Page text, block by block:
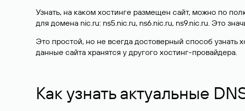
Узнать, на каком хостинге размещен сайт, можно по
для домена nic.ru: ns5.nic.ru, ns6.nic.ru, ns9.nic.ru. Это
Это простой, но не всегда достоверный способ
данные сайта хранятся у другого хостинг-провайдера.
Как узнать актуальные